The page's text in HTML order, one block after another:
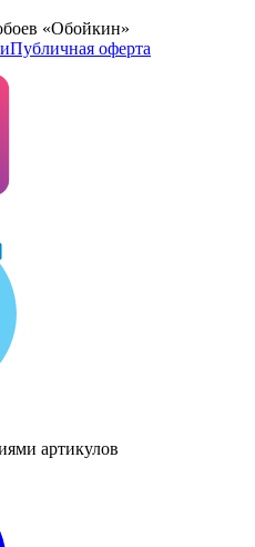
«Обойкин»
Публичная оферта
артикулов